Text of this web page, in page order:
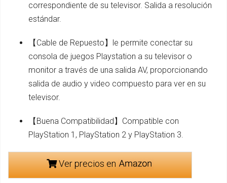
correspondiente de su televisor. Salida a resolución
estándar.
【Cable de Repuesto】le permite conectar su
consola de juegos Playstation a su televisor o
monitor a través de una salida AV, proporcionando
salida de audio y video compuesto para ver en su
televisor.
【Buena Compatibilidad】Compatible con
PlayStation 1, PlayStation 2 y PlayStation 3.
Ver precios en